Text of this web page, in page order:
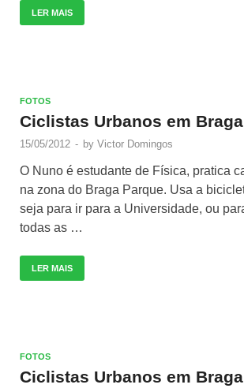
LER MAIS
FOTOS
Ciclistas Urbanos em
15/05/2012 - by Victor Domingos
O Nuno é estudante de Física, pratica
na zona do Braga Parque. Usa a
seja para ir para a Universidade, ou
todas as …
LER MAIS
FOTOS
Ciclistas Urbanos em